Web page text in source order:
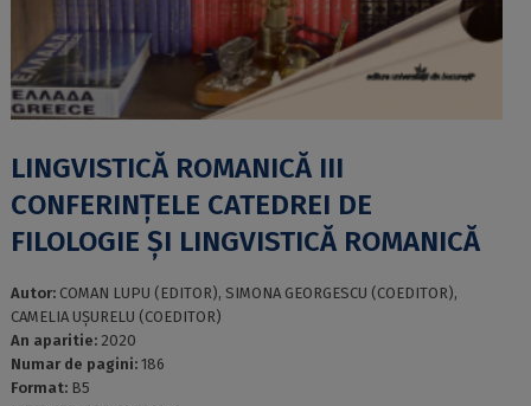
LINGVISTICĂ ROMANICĂ III
CONFERINȚELE CATEDREI DE
FILOLOGIE ȘI LINGVISTICĂ ROMANICĂ
Autor: COMAN LUPU (EDITOR), SIMONA GEORGESCU (COEDITOR),
CAMELIA UȘURELU (COEDITOR)
An aparitie: 2020
Numar de pagini: 186
Format: B5